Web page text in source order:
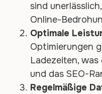
sind
Online-
Optimale
Optimierungen
Ladezeiten,
und das SEO-
Regelmäßige